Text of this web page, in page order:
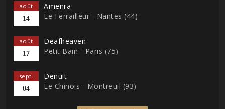
août
14
Amenra
Le Ferrailleur - Nantes (44)
août
17
Deafheaven
Petit Bain - Paris (75)
sept.
04
Denuit
Le Chinois - Montreuil (93)